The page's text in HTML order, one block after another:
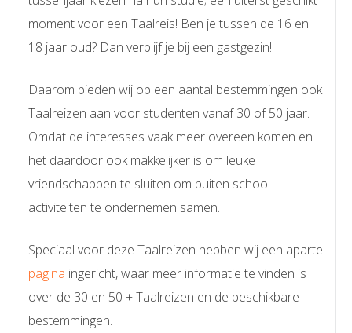
moment voor een Taalreis! Ben je tussen de 16 en
18 jaar oud? Dan verblijf je bij een gastgezin!
Daarom bieden wij op een aantal bestemmingen ook
Taalreizen aan voor studenten vanaf 30 of 50 jaar.
Omdat de interesses vaak meer overeen komen en
het daardoor ook makkelijker is om leuke
vriendschappen te sluiten om buiten school
activiteiten te ondernemen samen.
Speciaal voor deze Taalreizen hebben wij een aparte
pagina ingericht, waar meer informatie te vinden is
over de 30 en 50 + Taalreizen en de beschikbare
bestemmingen.